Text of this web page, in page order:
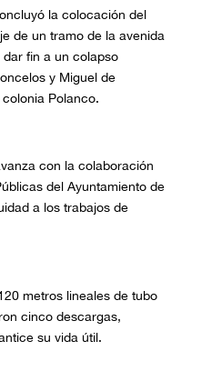
la colocación del
de un tramo de la avenida
fin a un colapso
y Miguel de
Polanco.
con la colaboración
del Ayuntamiento de
a los trabajos de
metros lineales de tubo
cinco descargas,
su vida útil.